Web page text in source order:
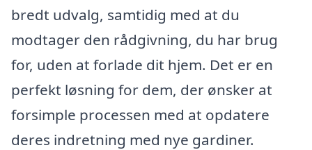
bredt udvalg, samtidig med at du
modtager den rådgivning, du har brug
for, uden at forlade dit hjem. Det er en
perfekt løsning for dem, der ønsker at
forsimple processen med at opdatere
deres indretning med nye gardiner.